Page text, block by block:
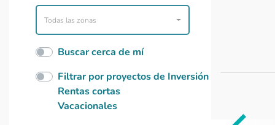
Todas las zonas
Buscar cerca de mí
Filtrar por proyectos de Inversión
Rentas cortas
Vacacionales